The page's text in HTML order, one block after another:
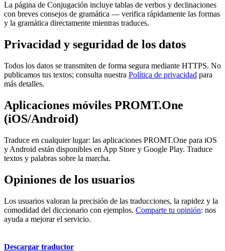
La página de Conjugación incluye tablas de verbos y declinaciones
con breves consejos de gramática — verifica rápidamente las formas
y la gramática directamente mientras traduces.
Privacidad y seguridad de los datos
Todos los datos se transmiten de forma segura mediante HTTPS. No
publicamos tus textos; consulta nuestra Política de privacidad para
más detalles.
Aplicaciones móviles PROMT.One
(iOS/Android)
Traduce en cualquier lugar: las aplicaciones PROMT.One para iOS
y Android están disponibles en App Store y Google Play. Traduce
textos y palabras sobre la marcha.
Opiniones de los usuarios
Los usuarios valoran la precisión de las traducciones, la rapidez y la
comodidad del diccionario con ejemplos. Comparte tu opinión: nos
ayuda a mejorar el servicio.
Descargar traductor